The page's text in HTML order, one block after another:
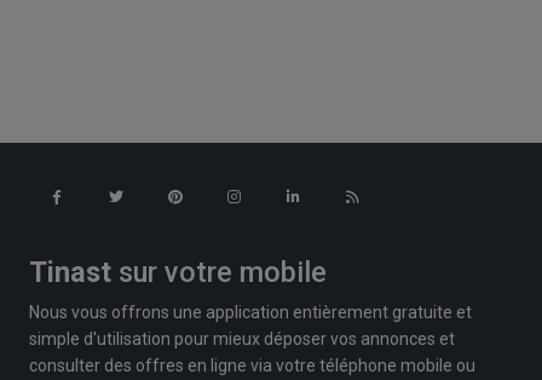
Tinast sur votre mobile
Nous vous offrons une application entièrement gratuite et
simple d'utilisation pour mieux déposer vos annonces et
consulter des offres en ligne via votre téléphone mobile ou